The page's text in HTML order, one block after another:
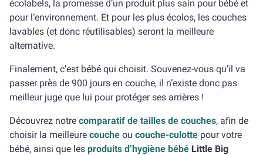
écolabels, la promesse d’un produit plus sain pour bébé et
pour l’environnement. Et pour les plus écolos, les couches
lavables (et donc réutilisables) seront la meilleure
alternative.
Finalement, c’est bébé qui choisit. Souvenez-vous qu’il va
passer près de 900 jours en couche, il n’existe donc pas
meilleur juge que lui pour protéger ses arrières !
Découvrez notre comparatif de tailles de couches, afin de
choisir la meilleure couche ou couche-culotte pour votre
bébé, ainsi que les produits d’hygiène bébé Little Big